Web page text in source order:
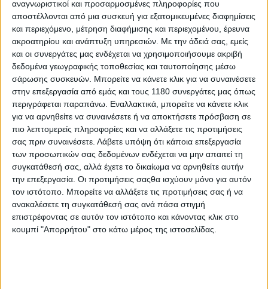
αναγνωριστικοί και προσαρμοσμένες πληροφορίες που
αποστέλλονται από μια συσκευή για εξατομικευμένες διαφημίσεις
και περιεχόμενο, μέτρηση διαφήμισης και περιεχομένου, έρευνα
ακροατηρίου και ανάπτυξη υπηρεσιών. Με την άδειά σας, εμείς
και οι συνεργάτες μας ενδέχεται να χρησιμοποιήσουμε ακριβή
δεδομένα γεωγραφικής τοποθεσίας και ταυτοποίησης μέσω
σάρωσης συσκευών. Μπορείτε να κάνετε κλικ για να συναινέσετε
στην επεξεργασία από εμάς και τους 1180 συνεργάτες μας όπως
περιγράφεται παραπάνω. Εναλλακτικά, μπορείτε να κάνετε κλικ
για να αρνηθείτε να συναινέσετε ή να αποκτήσετε πρόσβαση σε
πιο λεπτομερείς πληροφορίες και να αλλάξετε τις προτιμήσεις
σας πριν συναινέσετε. Λάβετε υπόψη ότι κάποια επεξεργασία
των προσωπικών σας δεδομένων ενδέχεται να μην απαιτεί τη
συγκατάθεσή σας, αλλά έχετε το δικαίωμα να αρνηθείτε αυτήν
την επεξεργασία. Οι προτιμήσεις σαςθα ισχύουν μόνο για αυτόν
τον ιστότοπο. Μπορείτε να αλλάξετε τις προτιμήσεις σας ή να
ανακαλέσετε τη συγκατάθεσή σας ανά πάσα στιγμή
επιστρέφοντας σε αυτόν τον ιστότοπο και κάνοντας κλικ στο
κουμπί "Απορρήτου" στο κάτω μέρος της ιστοσελίδας.
Η τροχαία Αττικής πραγματοποίησε 25.627 ελέγχους σε
διάφορα σημεία της Αττικής από 12 έως 16 Μαρτίου...
Επικαιρότητα 12/3/2026
Τροχαία Αττικής: Συνεχίζονται τα μπαράζ ελέγχων
- Παραβάτης ένας στους έξι οδηγούς